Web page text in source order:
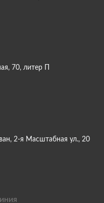
70, литер П
2-я Масштабная ул., 20